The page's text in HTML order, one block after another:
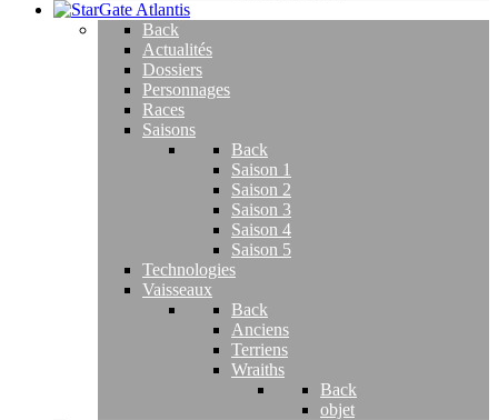
Back
Actualités
Dossiers
Personnages
Races
Saisons
Back
Saison 1
Saison 2
Saison 3
Saison 4
Saison 5
Technologies
Vaisseaux
Back
Anciens
Terriens
Wraiths
Back
objet